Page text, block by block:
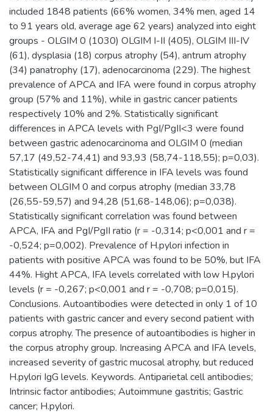
included 1848 patients (66% women, 34% men, aged 14
to 91 years old, average age 62 years) analyzed into eight
groups - OLGIM 0 (1030) OLGIM I-II (405), OLGIM III-IV
(61), dysplasia (18) corpus atrophy (54), antrum atrophy
(34) panatrophy (17), adenocarcinoma (229). The highest
prevalence of APCA and IFA were found in corpus atrophy
group (57% and 11%), while in gastric cancer patients
respectively 10% and 2%. Statistically significant
differences in APCA levels with PgI/PgII<3 were found
between gastric adenocarcinoma and OLGIM 0 (median
57,17 (49,52-74,41) and 93,93 (58,74-118,55); p=0,03).
Statistically significant difference in IFA levels was found
between OLGIM 0 and corpus atrophy (median 33,78
(26,55-59,57) and 94,28 (51,68-148,06); p=0,038).
Statistically significant correlation was found between
APCA, IFA and PgI/PgII ratio (r = -0,314; p<0,001 and r =
-0,524; p=0,002). Prevalence of H.pylori infection in
patients with positive APCA was found to be 50%, but IFA
44%. Hight APCA, IFA levels correlated with low H.pylori
levels (r = -0,267; p<0,001 and r = -0,708; p=0,015).
Conclusions. Autoantibodies were detected in only 1 of 10
patients with gastric cancer and every second patient with
corpus atrophy. The presence of autoantibodies is higher in
the corpus atrophy group. Increasing APCA and IFA levels,
increased severity of gastric mucosal atrophy, but reduced
H.pylori IgG levels. Keywords. Antiparietal cell antibodies;
Intrinsic factor antibodies; Autoimmune gastritis; Gastric
cancer; H.pylori.